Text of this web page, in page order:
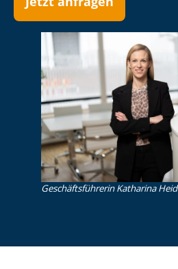
Ge­schäfts­füh­re­rin Katharina Heid